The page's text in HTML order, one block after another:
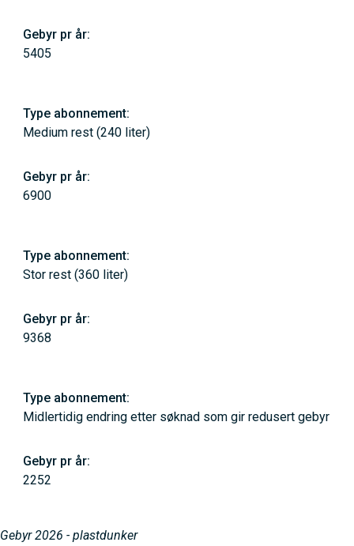
Gebyr 2026 - plastdunker
5405
Medium rest (240 liter)
6900
Stor rest (360 liter)
9368
Midlertidig endring etter søknad som gir redusert gebyr
2252